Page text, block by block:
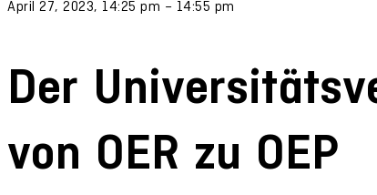
April 27, 2023, 14:25 pm – 14:55 pm
Der
von OER zu OEP